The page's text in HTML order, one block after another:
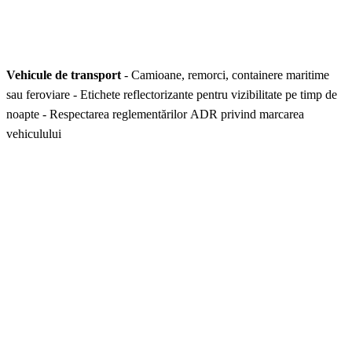
Vehicule de transport - Camioane, remorci, containere maritime
sau feroviare - Etichete reflectorizante pentru vizibilitate pe timp de
noapte - Respectarea reglementărilor ADR privind marcarea
vehiculului